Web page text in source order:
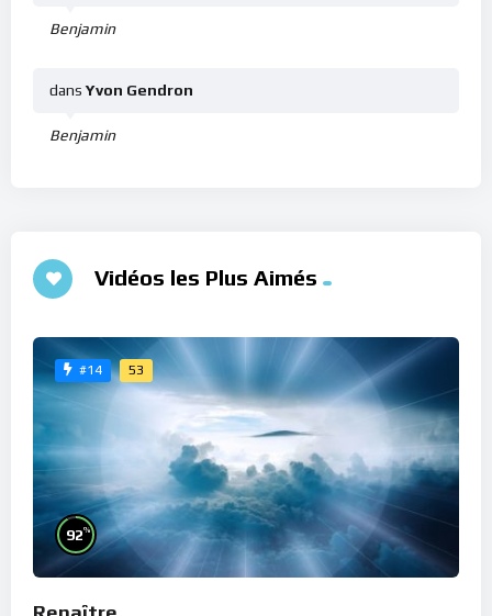
Benjamin
Benjamin
dans Yvon Gendron
Vidéos les Plus Aimés
#14 53
92%